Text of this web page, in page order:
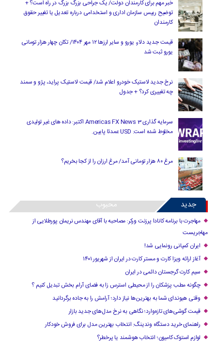
خبر مهم برای کارمندان دولت/ یک جراحی بزرگ بزرگ در راه است؟ +
توضیح رییس سازمان اداری و استخدامی درباره تعدیل یا تغییر حقوق
کارمندان
قیمت جدید دلار، یورو و سایر ارزها ۱۲ مهر ۱۴۰۴/ تکان چهار هزار تومانی
یورو ثبت شد
نرخ جدید لاستیک خودرو اعلام شد/ قیمت لاستیک پراید، پژو و سمند
چه تغییری کرد؟ + جدول
سرمایه گذاری Americas FX News 3 اکتبر: داده های غیر تولیدی
مخلوط شده است. USD عمدتا پایین.
مرغ ۸۰ هزار تومانی آمد/ مرغ ارزان را از کجا بخریم؟
جدید محبوب
مهاجرت با برنامه کانادا پرزنت ورکر: مصاحبه با آقای مهندس نریمان پورطلایی از
مهاجریست
ایران کمپانی رونمایی شد!
آغاز ارائه ویزا کارت و مستر کارت در ایران از شهریور ۱۴۰۱
سیم کارت گرجستان دائمی در ایران
چگونه مطب پزشکان را از محیطی استرس زا به فضای آرام بخش تبدیل کنیم ؟
وقتی هیوندای شما به بهترین‌ها نیاز دارد؛ آرامش را به جاده برگردانید
قیمت گوشی‌های تازه‌وارد؛ نگاهی به نرخ مدل‌های جدید بازار
راهنمای خرید دستگاه وندینگ: انتخاب بهترین مدل برای فروش خودکار
لوازم استوک کامیون؛ انتخاب هوشمند یا پرخطر؟